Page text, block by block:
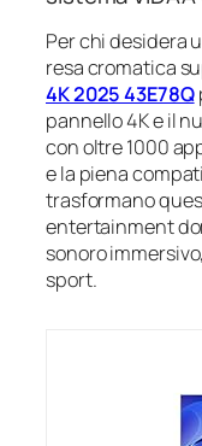
Per chi desidera
resa cromatica
4K 2025 43E78Q
pannello 4K e il
con oltre 1000
e la piena
trasformano
entertainment
sonoro
sport.